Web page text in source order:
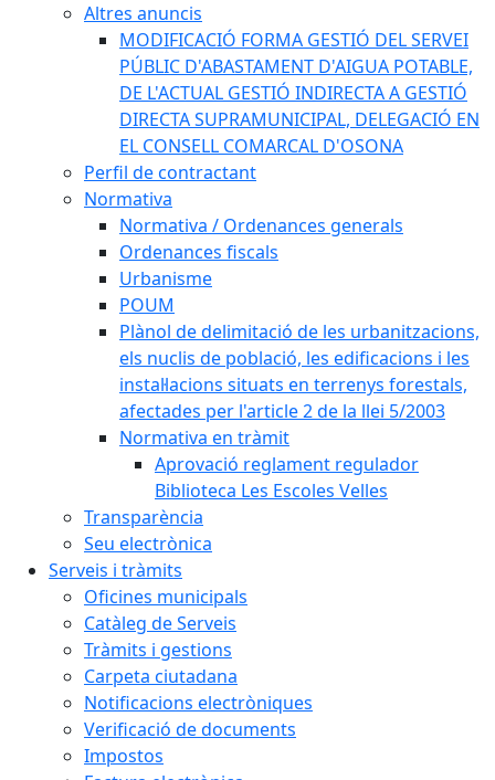
Altres anuncis
MODIFICACIÓ FORMA GESTIÓ DEL SERVEI
PÚBLIC D'ABASTAMENT D'AIGUA POTABLE,
DE L'ACTUAL GESTIÓ INDIRECTA A GESTIÓ
DIRECTA SUPRAMUNICIPAL, DELEGACIÓ EN
EL CONSELL COMARCAL D'OSONA
Perfil de contractant
Normativa
Normativa / Ordenances generals
Ordenances fiscals
Urbanisme
POUM
Plànol de delimitació de les urbanitzacions,
els nuclis de població, les edificacions i les
instal·lacions situats en terrenys forestals,
afectades per l'article 2 de la llei 5/2003
Normativa en tràmit
Aprovació reglament regulador
Biblioteca Les Escoles Velles
Transparència
Seu electrònica
Serveis i tràmits
Oficines municipals
Catàleg de Serveis
Tràmits i gestions
Carpeta ciutadana
Notificacions electròniques
Verificació de documents
Impostos